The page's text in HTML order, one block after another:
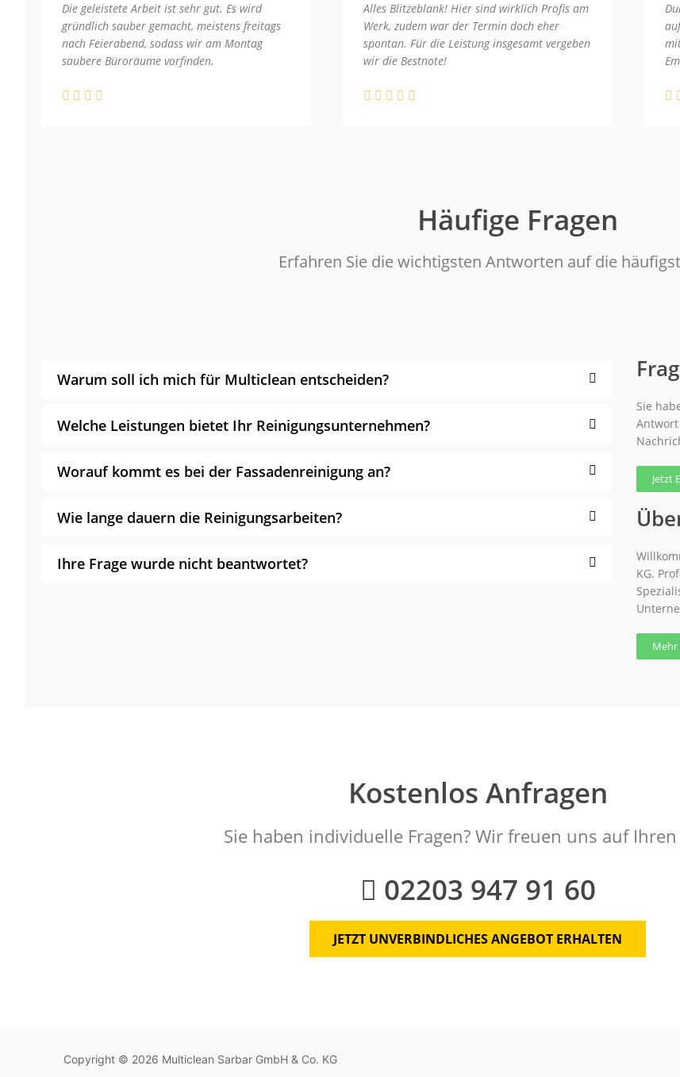
Die geleistete Arbeit ist sehr gut. Es wird
gründlich sauber gemacht, meistens freitags
nach Feierabend, sodass wir am Montag
saubere Büroräume vorfinden.
Alles Blitzeblank! Hier sind wirklich Profis am
Werk, zudem war der Termin doch eher
spontan. Für die Leistung insgesamt vergeben
wir die Bestnote!
Häufige Fragen
Erfahren Sie die wichtigsten Antworten auf die
Warum soll ich mich für Multiclean entscheiden?
Welche Leistungen bietet Ihr Reinigungsunternehmen?
Worauf kommt es bei der Fassadenreinigung an?
Wie lange dauern die Reinigungsarbeiten?
Ihre Frage wurde nicht beantwortet?
Sie
Jetzt
KG.
Mehr
Kostenlos Anfragen
Sie haben individuelle Fragen? Wir freuen uns auf
02203 947 91 60
JETZT UNVERBINDLICHES ANGEBOT ERHALTEN
Copyright © 2026 Multiclean Sarbar GmbH & Co. KG